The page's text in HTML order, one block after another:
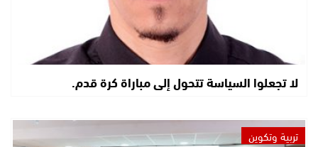
لا تجعلوا السياسة تتحول إلى مباراة كرة قدم.
تربية وتكوين